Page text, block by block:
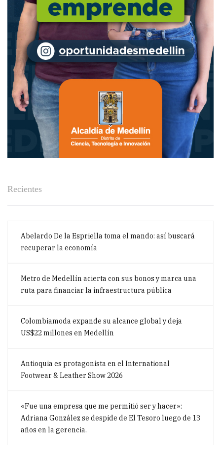
Recientes
Abelardo De la Espriella toma el mando: así buscará
recuperar la economía
Metro de Medellín acierta con sus bonos y marca una
ruta para financiar la infraestructura pública
Colombiamoda expande su alcance global y deja
US$22 millones en Medellín
Antioquia es protagonista en el International
Footwear & Leather Show 2026
«Fue una empresa que me permitió ser y hacer»:
Adriana González se despide de El Tesoro luego de 13
años en la gerencia.